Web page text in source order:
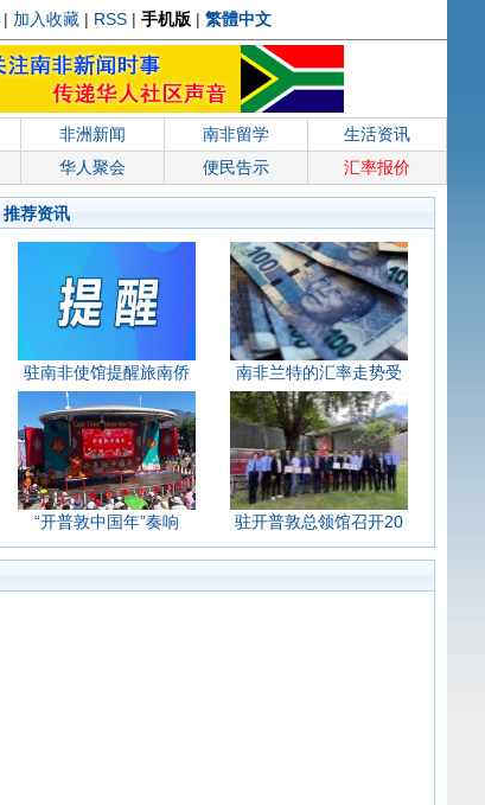
| 加入收藏 | RSS | 手机版 | 繁體中文
非洲新闻 南非留学
生活资讯
华人聚会 便民告示 汇率报价
推荐资讯
驻南非使馆提醒旅南侨 南非兰特的汇率走势受
“开普敦中国年”奏响 驻开普敦总领馆召开20